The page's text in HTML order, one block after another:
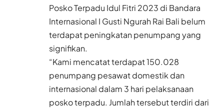
Posko Terpadu Idul Fitri 2023 di Bandara
Internasional I Gusti Ngurah Rai Bali belum
terdapat peningkatan penumpang yang
signifikan.
“Kami mencatat terdapat 150.028
penumpang pesawat domestik dan
internasional dalam 3 hari pelaksanaan
posko terpadu. Jumlah tersebut terdiri dari